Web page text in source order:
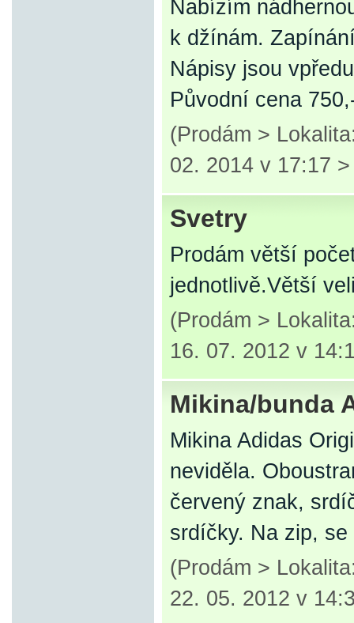
Nabízím
k džínám.
Nápisy jsou
Původní cena
(Prodám >
02. 2014 v 17:17
Svetry
Prodám větší
jednotlivě.Větší
(Prodám >
16. 07. 2012 v
Mikina/bunda
Mikina Adidas
neviděla.
červený znak,
srdíčky. Na zip,
(Prodám >
22. 05. 2012 v